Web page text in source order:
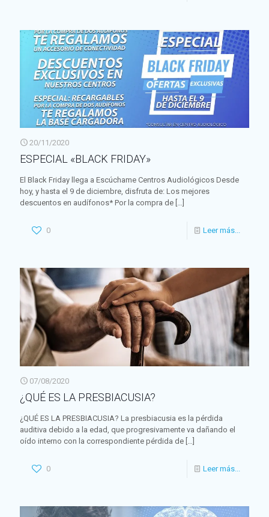
20/11/2020
ESPECIAL «BLACK FRIDAY»
El Black Friday llega a Escúchame Centros Audiológicos Desde
hoy, y hasta el 9 de diciembre, disfruta de: Los mejores
descuentos en audífonos* Por la compra de […]
0 Leer más...
07/08/2020
¿QUÉ ES LA PRESBIACUSIA?
¿QUÉ ES LA PRESBIACUSIA? La presbiacusia es la pérdida
auditiva debido a la edad, que progresivamente va dañando el
oído interno con la correspondiente pérdida de
0 Leer más...